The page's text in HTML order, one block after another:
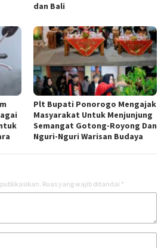
dan Bali
Plt Bupati Ponorogo Mengajak
Masyarakat Untuk Menjunjung
Semangat Gotong-Royong Dan
Nguri-Nguri Warisan Budaya
Ruas yang wajib ditandai *